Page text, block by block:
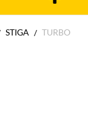
STIGA
TURBO